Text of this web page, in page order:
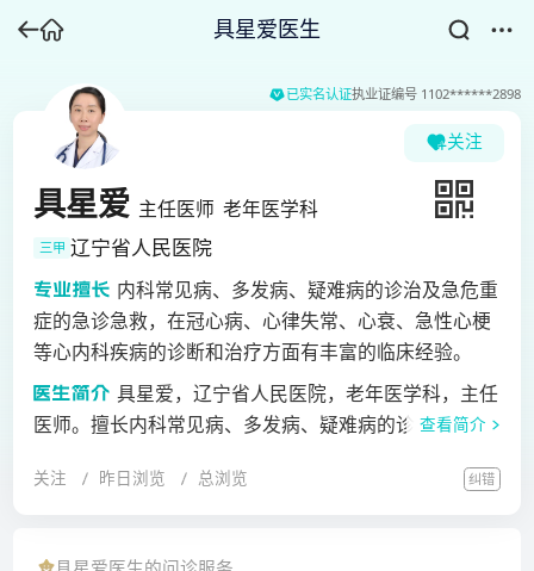
具星爱医生
已实名认证执业证编号 1102******2898
关注
具星爱 主任医师 老年医学科
三甲 辽宁省人民医院
内科常见病、多发病、疑难病的诊治及急危重
症的急诊急救，在冠心病、心律失常、心衰、急性心梗
等心内科疾病的诊断和治疗方面有丰富的临床经验。
具星爱，辽宁省人民医院，老年医学科，主任
医师。擅长内科常见病、多发病、疑难病的诊治及急危
等疾病的诊治和急危重症的急诊急救。在冠心病、心律
查看简介
关注 昨日浏览 总浏览 纠错